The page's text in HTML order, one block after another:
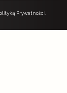
Prywatności.